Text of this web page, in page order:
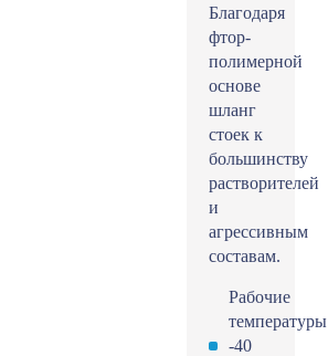
Благодаря
фтор-
полимерной
основе
шланг
стоек к
большинству
растворителей
и
агрессивным
составам.
Рабочие
-40